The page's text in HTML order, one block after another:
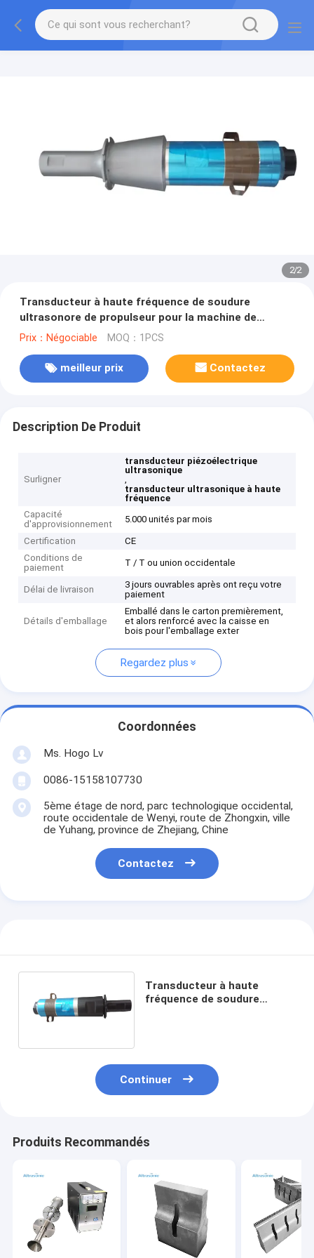
2/2
Transducteur à haute fréquence de soudure
ultrasonore de propulseur pour la machine de
soudure
Prix：Négociable MOQ：1PCS
meilleur prix Contactez
Description De Produit
Surligner
transducteur piézoélectrique
ultrasonique
,
transducteur ultrasonique à haute
fréquence
Capacité
d'approvisionnement
5.000 unités par mois
Certification
CE
Conditions de
paiement
T / T ou union occidentale
Délai de livraison
3 jours ouvrables après ont reçu votre
paiement
Détails d'emballage
Emballé dans le carton premièrement,
et alors renforcé avec la caisse en
bois pour l'emballage exter
Regardez plus
Coordonnées
Ms. Hogo Lv
0086-15158107730
5ème étage de nord, parc technologique occidental,
route occidentale de Wenyi, route de Zhongxin, ville
de Yuhang, province de Zhejiang, Chine
Contactez
Transducteur à haute
fréquence de soudure
Continuer
Produits Recommandés